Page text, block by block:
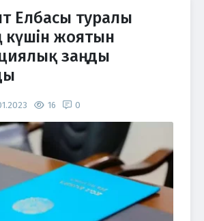
Елбасы туралы
күшін жоятын
заңды
16 0